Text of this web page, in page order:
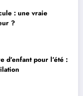
: une vraie
?
d’enfant pour l’été :